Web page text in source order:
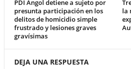
PDI Angol detiene a sujeto por
presunta participación en los
delitos de homicidio simple
frustrado y lesiones graves
gravísimas
la
DEJA UNA RESPUESTA